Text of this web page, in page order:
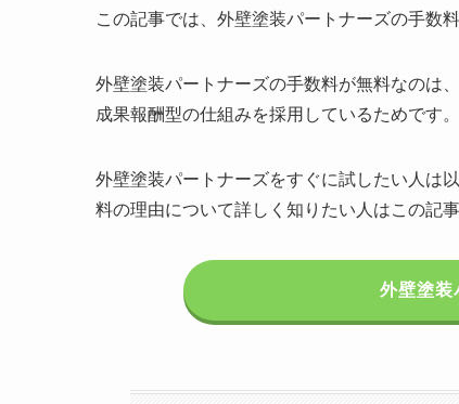
この記事では、外壁塗装パートナーズの手数
外壁塗装パートナーズの手数料が無料なのは
成果報酬型の仕組みを採用しているためです。
外壁塗装パートナーズをすぐに試したい人は
料の理由について詳しく知りたい人はこの記
外壁塗装